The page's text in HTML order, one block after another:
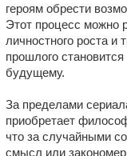
героям обрести
Этот процесс можно
личностного роста
прошлого
будущему.
За пределами
приобретает
что за случайными
смысл или